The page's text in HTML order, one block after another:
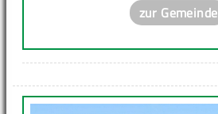
zur Gemeinde